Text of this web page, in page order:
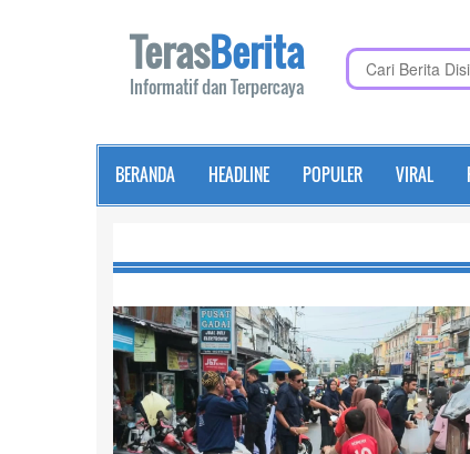
TerasBerita
Informatif dan Terpercaya
BERANDA HEADLINE POPULER VIRAL